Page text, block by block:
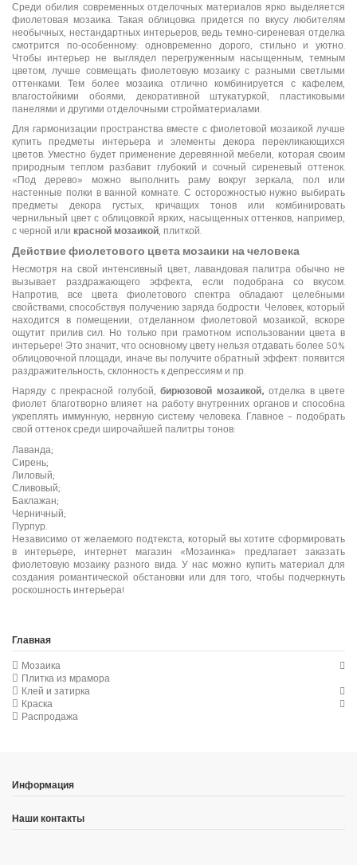
Среди обилия современных отделочных материалов ярко выделяется
фиолетовая мозаика. Такая облицовка придется по вкусу любителям
необычных, нестандартных интерьеров, ведь темно-сиреневая отделка
смотрится по-особенному: одновременно дорого, стильно и уютно.
Чтобы интерьер не выглядел перегруженным насыщенным, темным
цветом, лучше совмещать фиолетовую мозаику с разными светлыми
оттенками. Тем более мозаика отлично комбинируется с кафелем,
влагостойкими обоями, декоративной штукатуркой, пластиковыми
панелями и другими отделочными стройматериалами.
Для гармонизации пространства вместе с фиолетовой мозаикой лучше
купить предметы интерьера и элементы декора перекликающихся
цветов. Уместно будет применение деревянной мебели, которая своим
природным теплом разбавит глубокий и сочный сиреневый оттенок.
«Под дерево» можно выполнить раму вокруг зеркала, пол или
настенные полки в ванной комнате. С осторожностью нужно выбирать
предметы декора густых, кричащих тонов или комбинировать
чернильный цвет с облицовкой ярких, насыщенных оттенков, например,
с черной или красной мозаикой, плиткой.
Действие фиолетового цвета мозаики на человека
Несмотря на свой интенсивный цвет, лавандовая палитра обычно не
вызывает раздражающего эффекта, если подобрана со вкусом.
Напротив, все цвета фиолетового спектра обладают целебными
свойствами, способствуя получению заряда бодрости. Человек, который
находится в помещении, отделанном фиолетовой мозаикой, вскоре
ощутит прилив сил. Но только при грамотном использовании цвета в
интерьере! Это значит, что основному цвету нельзя отдавать более 50%
облицовочной площади, иначе вы получите обратный эффект: появится
раздражительность, склонность к депрессиям и пр.
Наряду с прекрасной голубой, бирюзовой мозаикой, отделка в цвете
фиолет благотворно влияет на работу внутренних органов и способна
укреплять иммунную, нервную систему человека. Главное – подобрать
свой оттенок среди широчайшей палитры тонов:
Лаванда;
Сирень;
Лиловый;
Сливовый;
Баклажан;
Черничный;
Пурпур.
Независимо от желаемого подтекста, который вы хотите сформировать
в интерьере, интернет магазин «Мозаинка» предлагает заказать
фиолетовую мозаику разного вида. У нас можно купить материал для
создания романтической обстановки или для того, чтобы подчеркнуть
роскошность интерьера!
Главная
Мозаика
Плитка из мрамора
Клей и затирка
Краска
Распродажа
Информация
Наши контакты